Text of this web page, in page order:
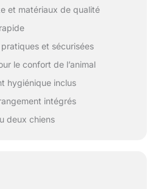
et matériaux de qualité
et sécurisées
le confort de l’animal
hygiénique inclus
intégrés
deux chiens